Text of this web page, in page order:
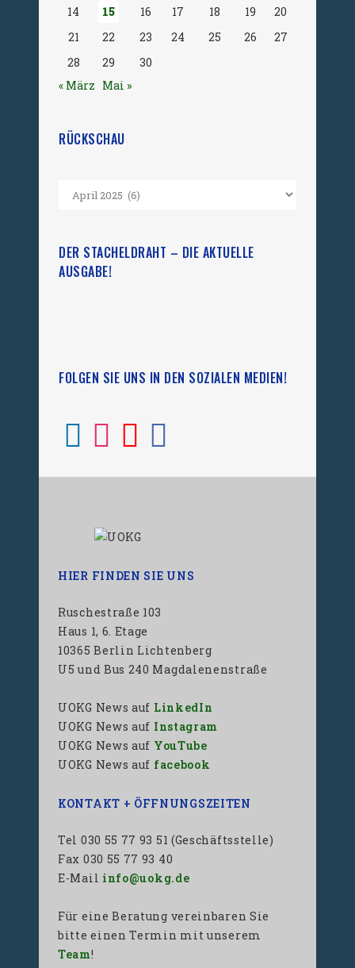
14
15 16 17 18 19
20
21
22 23 24 25 26
27
28
29
30
« März Mai »
RÜCKSCHAU
DER STACHELDRAHT – DIE AKTUELLE
AUSGABE!
FOLGEN SIE UNS IN DEN SOZIALEN MEDIEN!
HIER FINDEN SIE UNS
Ruschestraße 103
Haus 1, 6. Etage
10365 Berlin Lichtenberg
U5 und Bus 240 Magdalenenstraße
UOKG News auf LinkedIn
UOKG News auf Instagram
UOKG News auf YouTube
UOKG News auf facebook
KONTAKT + ÖFFNUNGSZEITEN
Tel 030 55 77 93 51 (Geschäftsstelle)
Fax 030 55 77 93 40
E-Mail info@uokg.de
Für eine Beratung vereinbaren Sie
bitte einen Termin mit unserem
Team!